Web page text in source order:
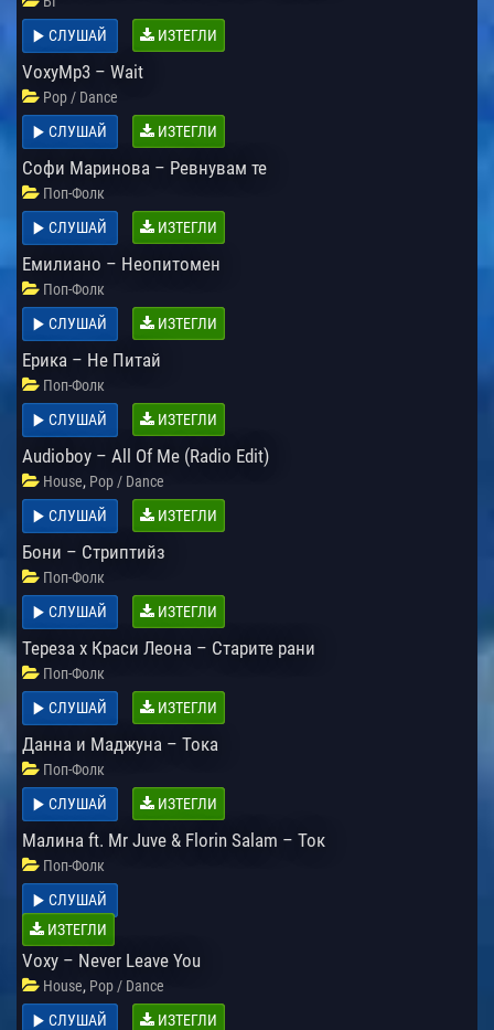
СЛУШАЙ
ИЗТЕГЛИ
VoxyMp3 – Wait
Pop / Dance
СЛУШАЙ
ИЗТЕГЛИ
Софи Маринова – Ревнувам те
Поп-Фолк
СЛУШАЙ
ИЗТЕГЛИ
Емилиано – Неопитомен
Поп-Фолк
СЛУШАЙ
ИЗТЕГЛИ
Ерика – Не Питай
Поп-Фолк
СЛУШАЙ
ИЗТЕГЛИ
Audioboy – All Of Me (Radio Edit)
House, Pop / Dance
СЛУШАЙ
ИЗТЕГЛИ
Бони – Стриптийз
Поп-Фолк
СЛУШАЙ
ИЗТЕГЛИ
Тереза x Краси Леона – Старите рани
Поп-Фолк
СЛУШАЙ
ИЗТЕГЛИ
Данна и Маджуна – Тока
Поп-Фолк
СЛУШАЙ
ИЗТЕГЛИ
Малина ft. Mr Juve & Florin Salam – Ток
Поп-Фолк
СЛУШАЙ
ИЗТЕГЛИ
Voxy – Never Leave You
House, Pop / Dance
СЛУШАЙ
ИЗТЕГЛИ